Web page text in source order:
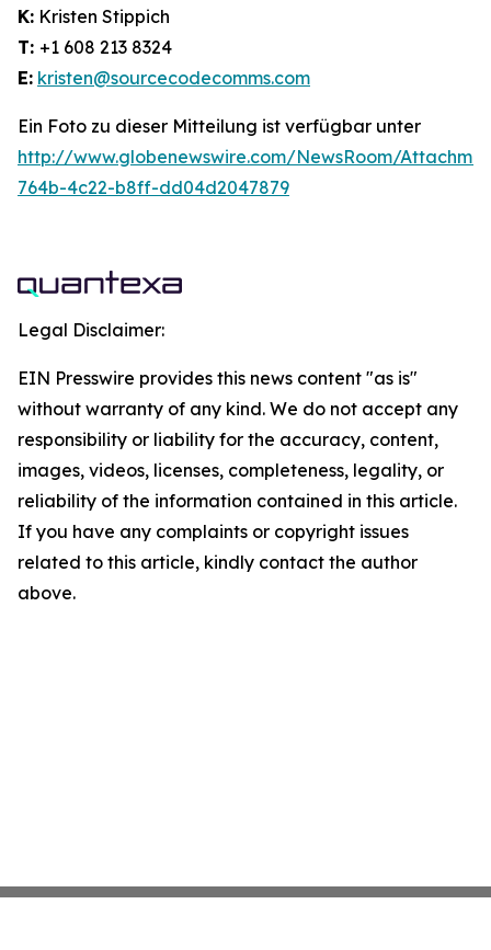
K: Kristen Stippich
T: +1 608 213 8324
E: kristen@sourcecodecomms.com
Ein Foto zu dieser Mitteilung ist verfügbar unter
http://www.globenewswire.com/NewsRoom/
764b-4c22-b8ff-dd04d2047879
Legal Disclaimer:
EIN Presswire provides this news content "as is"
without warranty of any kind. We do not accept any
responsibility or liability for the accuracy, content,
images, videos, licenses, completeness, legality, or
reliability of the information contained in this article.
If you have any complaints or copyright issues
related to this article, kindly contact the author
above.